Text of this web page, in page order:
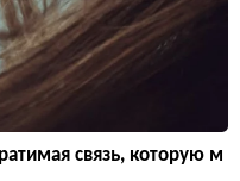
связь, которую м